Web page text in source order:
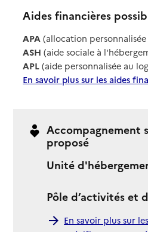
Aides financières
APA (allocation
ASH (aide sociale à
APL (aide personnalisée au
En savoir plus sur les aides
Accompagnement
proposé
Unité
Pôle d’activités et
En savoir plus sur